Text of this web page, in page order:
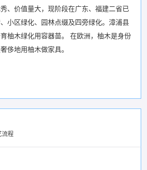
、价值量大，现阶段在广东、福建二省已
小区绿化、园林点缀及四旁绿化。漳浦县
柚木绿化用容器苗。 在欧洲，柚木是身份
侈地用柚木做家具。
流程